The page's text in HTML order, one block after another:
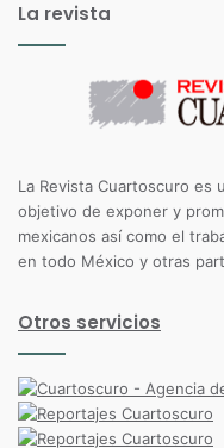
La revista
La Revista Cuartoscuro es
objetivo de exponer y
mexicanos así como el
en todo México y otras
Otros servicios